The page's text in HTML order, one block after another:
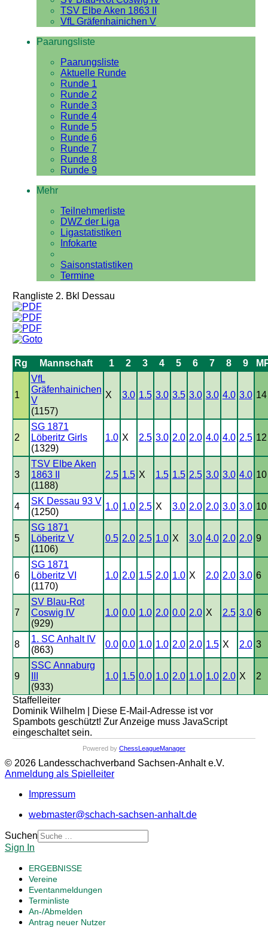
TSV Elbe Aken 1863 II
VfL Gräfenhainichen V
Paarungsliste
Paarungsliste
Aktuelle Runde
Runde 1
Runde 2
Runde 3
Runde 4
Runde 5
Runde 6
Runde 7
Runde 8
Runde 9
Mehr
Teilnehmerliste
DWZ der Liga
Ligastatistiken
Infokarte
Saisonstatistiken
Termine
Rangliste 2. Bkl Dessau
Rg Mannschaft 1 2 3 4 5 6 7 8 9
1
VfL
Gräfenhainichen
V
(1157)
X 3.0 1.5 3.0 3.5 3.0 3.0 4.0 3.0 14
2
SG 1871
Löberitz Girls
(1329)
1.0 X 2.5 3.0 2.0 2.0 4.0 4.0 2.5 12
3
TSV Elbe Aken
1863 II
(1188)
2.5 1.5 X 1.5 1.5 2.5 3.0 3.0 4.0 10
4
SK Dessau 93 V
(1250)
1.0 1.0 2.5 X 3.0 2.0 2.0 3.0 3.0 10
5
SG 1871
Löberitz V
(1106)
0.5 2.0 2.5 1.0 X 3.0 4.0 2.0 2.0 9
6
SG 1871
Löberitz VI
(1170)
1.0 2.0 1.5 2.0 1.0 X 2.0 2.0 3.0 6
7
SV Blau-Rot
Coswig IV
(929)
1.0 0.0 1.0 2.0 0.0 2.0 X 2.5 3.0 6
8
1. SC Anhalt IV
(863)
0.0 0.0 1.0 1.0 2.0 2.0 1.5 X 2.0 3
9
SSC Annaburg
(933)
1.0 1.5 0.0 1.0 2.0 1.0 1.0 2.0 X 2
Staffelleiter
Dominik Wilhelm |
Diese E-Mail-Adresse ist vor
Spambots geschützt! Zur Anzeige muss JavaScript
eingeschaltet sein.
Powered by ChessLeagueManager
© 2026 Landesschachverband Sachsen-Anhalt e.V.
Anmeldung als Spielleiter
Impressum
webmaster@schach-sachsen-anhalt.de
Suchen
Sign In
ERGEBNISSE
Vereine
Eventanmeldungen
Terminliste
An-/Abmelden
Antrag neuer Nutzer